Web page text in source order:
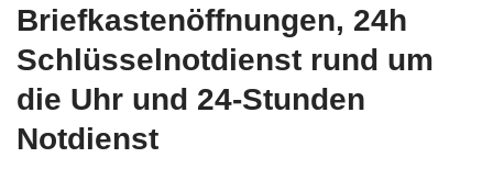
Briefkastenöffnungen, 24h
Schlüsselnotdienst rund um
die Uhr und 24-Stunden
Notdienst